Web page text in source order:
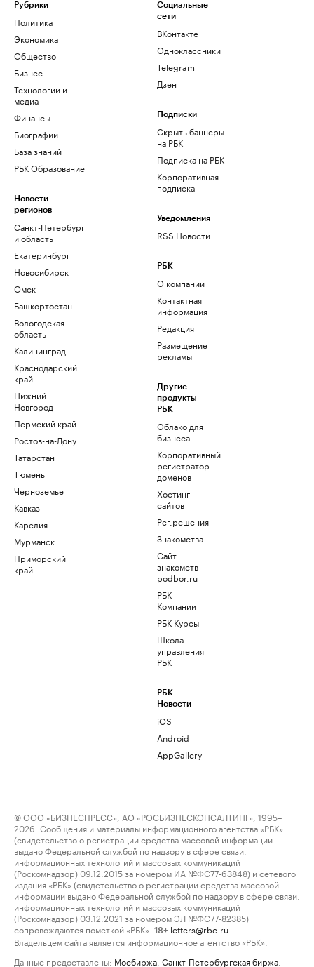
Рубрики
Политика
Экономика
Общество
Бизнес
Технологии и
медиа
Финансы
Биографии
База знаний
РБК Образование
Новости
регионов
Санкт-Петербург
и область
Екатеринбург
Новосибирск
Омск
Башкортостан
Вологодская
область
Калининград
Краснодарский
край
Нижний
Новгород
Пермский край
Ростов-на-Дону
Татарстан
Тюмень
Черноземье
Кавказ
Карелия
Мурманск
Приморский
край
Социальные
сети
ВКонтакте
Одноклассники
Telegram
Дзен
Подписки
Скрыть баннеры
на РБК
Подписка на РБК
Корпоративная
подписка
Уведомления
RSS Новости
РБК
О компании
Контактная
информация
Редакция
Размещение
рекламы
Другие
продукты
РБК
Облако для
бизнеса
Корпоративный
регистратор
доменов
Хостинг
сайтов
Рег.решения
Знакомства
Сайт
знакомств
podbor.ru
РБК
Компании
РБК Курсы
Школа
управления
РБК
РБК
Новости
iOS
Android
AppGallery
© ООО «БИЗНЕСПРЕСС», АО «РОСБИЗНЕСКОНСАЛТИНГ», 1995–
2026. Сообщения и материалы информационного агентства «РБК»
(свидетельство о регистрации средства массовой информации
выдано Федеральной службой по надзору в сфере связи,
информационных технологий и массовых коммуникаций
(Роскомнадзор) 09.12.2015 за номером ИА №ФС77-63848) и сетевого
издания «РБК» (свидетельство о регистрации средства массовой
информации выдано Федеральной службой по надзору в сфере связи,
информационных технологий и массовых коммуникаций
(Роскомнадзор) 03.12.2021 за номером ЭЛ №ФС77-82385)
сопровождаются пометкой «РБК».
18+ letters@rbc.ru
Владельцем сайта является информационное агентство «РБК».
Данные предоставлены: Мосбиржа Санкт-Петербургская биржа